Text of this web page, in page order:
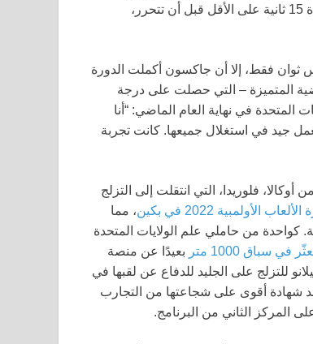
وهمية، وغمرتها في مياه جليدية وأُخبرت بأن عليها أن تحتفظ بأنفاسها لمدة 15 ثانية على الأقل قبل أن تتحرر،
ثوان فقط، إلا أن جاكسون أكملت الدورة
المتميزة – التي حصلت على درجة
الولايات المتحدة في نهاية العام الماضي: “أنا
جيد في استغلال جميعها. كانت تجربة
فلوريدا، التي انتقلت إلى التزلج
، مما
كواحدة من حاملي علم الولايات المتحدة
في سباق 1000 متر
بعيدًا عن منصة
للتزلج على الجليد للدفاع عن لقبها في
شهادة أقوى على شجاعتها من التجارب
المركز الثاني من البرنامج.